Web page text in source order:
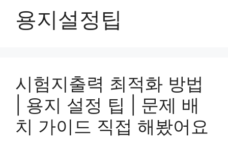
용지설정팁
시험지출력 최적화 방법
| 용지 설정 팁 | 문제 배
치 가이드 직접 해봤어요